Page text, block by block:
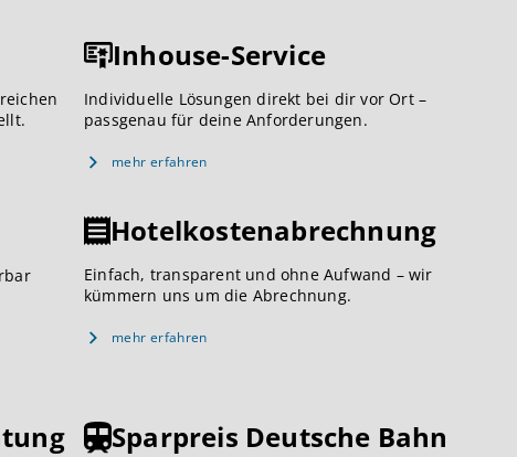
Inhouse-Service
Individuelle Lösungen direkt bei dir vor Ort –
passgenau für deine Anforderungen.
mehr erfahren
Hotelkostenabrechnung
Einfach, transparent und ohne Aufwand – wir
kümmern uns um die Abrechnung.
mehr erfahren
Sparpreis Deutsche Bahn